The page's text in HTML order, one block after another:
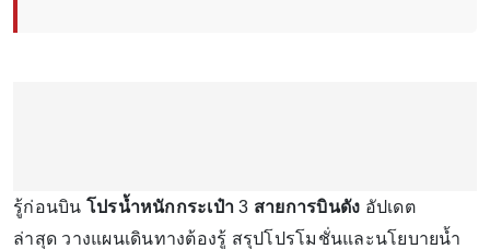
รู้ก่อนบิน โปรน้ำหนักกระเป๋า 3 สายการบินดัง อัปเดต
ล่าสุด วางแผนเดินทางต้องรู้ สรุปโปรโมชั่นและนโยบายน้ำ